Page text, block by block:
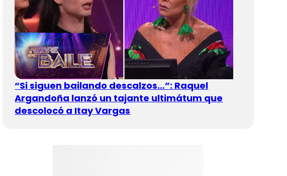
“Si siguen bailando descalzos…”: Raquel
Argandoña lanzó un tajante ultimátum que
descolocó a Itay Vargas